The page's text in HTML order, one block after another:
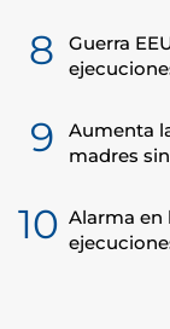
8
Guerra
9
Aumenta
madres
10 Alarma en